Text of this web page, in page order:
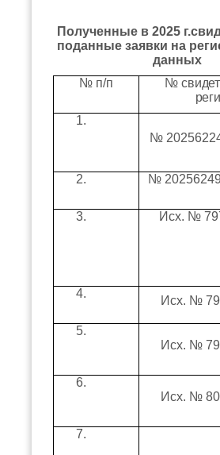
Полученные в 2025
поданные заявки на
данных
№ п/п
№
1.
№
2.
№
3.
Исх. №
4.
Исх. №
5.
Исх. №
6.
Исх. №
7.